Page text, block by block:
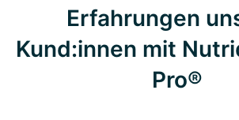
Erfahrungen
Kund:innen mit
Pro®